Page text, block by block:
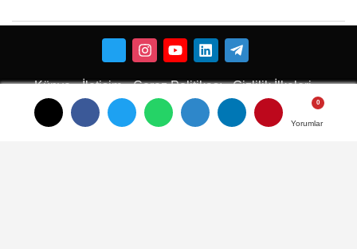
Yorumlar
Yorumlar
Yorumlar
Künye İletişim Çerez Politikası Gizlilik İlkeleri
Karaman Çiçekci
Karaman